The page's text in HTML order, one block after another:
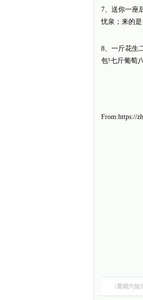
7、送你一座
忧泉；来的
8、一斤花生
包!七斤葡萄
From:https://
《星期六短